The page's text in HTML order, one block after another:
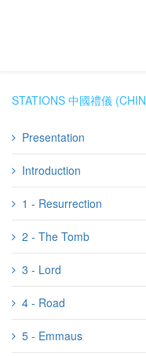
STATIONS 中國禮儀
Presentation
Introduction
1 - Resurrection
2 - The Tomb
3 - Lord
4 - Road
5 - Emmaus